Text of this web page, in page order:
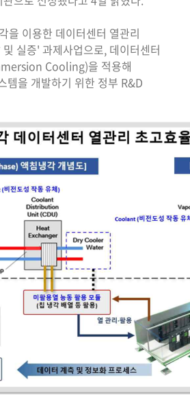
을 이용한 데이터센터 열관리
실증' 과제사업으로, 데이터센터
Cooling)을 적용해
템을 개발하기 위한 정부 R&D